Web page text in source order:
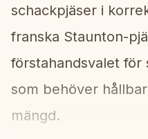
schackpjäser i
franska Staunton-
förstahandsvalet för
som behöver
mängd.